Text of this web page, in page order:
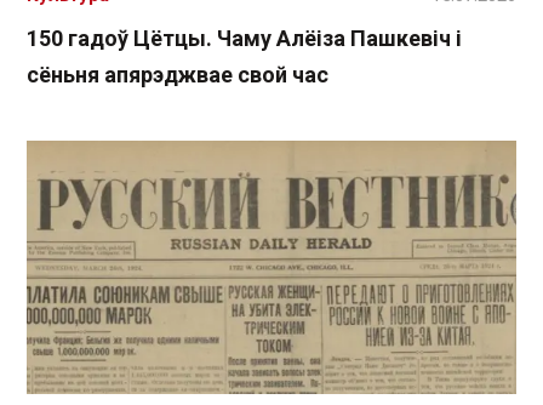
150 гадоў Цётцы. Чаму Алёіза Пашкевіч і
сёньня апярэджвае свой час